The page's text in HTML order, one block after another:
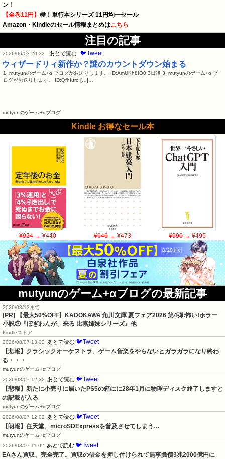
ン！
【全巻11円】 極！単行本シリーズ 11円均一セール
Amazon・Kindleのセール情報まとめはこちら
注目の記事
2026/06/03 20:32 あとで読む 🐦Tweet
ウィザードリィ新作か？謎のカウントダウン始まる
1: mutyunのゲーム+α ブログがお送りします。 ID:AmUKh8fO0 3日後 3: mutyunのゲーム+α ブ
ログがお送りします。 ID:Qfhfuro […]…
mutyunのゲーム+αブログ
Kindle お得なセール本
¥924→ ¥440 ¥946→ ¥473 ¥990→ ¥495
mutyunのゲーム+αブログの最新記事
2026/08/13まで
[PR] 【最大50%OFF】KADOKAWA 角川文庫 夏フェア2026 第4弾:怖い!ホラー
小説②『ぼぎわんが、来る 比嘉姉妹シリーズ』他
Kindleストア
2026/08/07 13:02
あとで読む 🐦Tweet
【悲報】クラシックオーケストラ、ゲーム音楽をやらないとガラガラになり終わ
る・・・
mutyunのゲーム+αブログ
2026/08/07 12:32
あとで読む 🐦Tweet
【悲報】新たに小売りに届いたPS5の箱にに28年1月に物理ディスク終了しますと
の記載が入る
mutyunのゲーム+αブログ
2026/08/07 12:02
あとで読む 🐦Tweet
【朗報】任天堂、microSDExpressを普及させてしまう…
mutyunのゲーム+αブログ
2026/08/07 11:02
あとで読む 🐦Tweet
EAさん買収、完全完了。買収の借金を押し付けられて無事負債3兆2000億円に